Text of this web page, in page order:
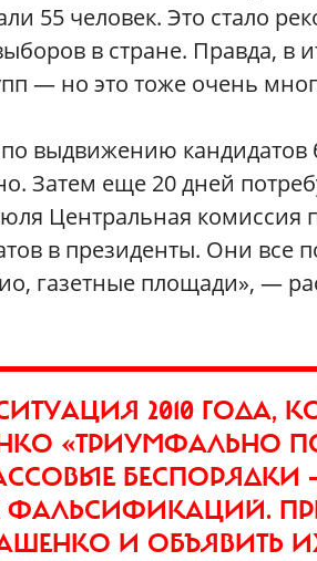
55 человек. Это стало
в стране. Правда, в
— но это тоже очень
выдвижению кандидатов
Затем еще 20 дней
Центральная комиссия
в президенты. Они все
газетные площади», —
2010 ГОДА,
«ТРИУМФАЛЬНО
БЕСПОРЯДКИ
И ОБЪЯВИТЬ